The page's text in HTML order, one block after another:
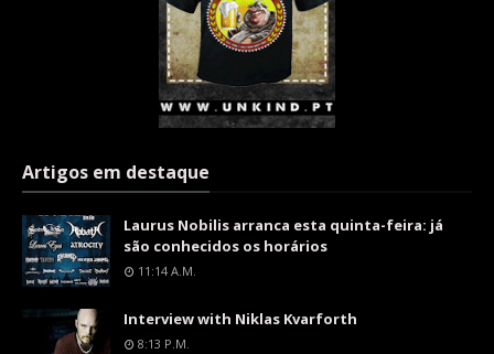
Artigos em destaque
Laurus Nobilis arranca esta quinta-feira: já
são conhecidos os horários
11:14 A.m.
Interview with Niklas Kvarforth
8:13 P.m.